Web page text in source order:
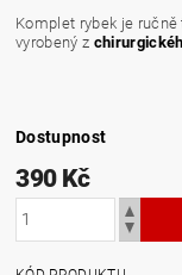
Komplet rybek je
vyrobený z
Dostupnost
390 Kč